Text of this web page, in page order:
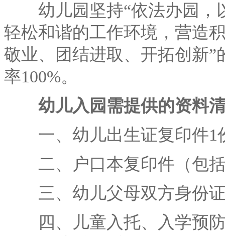
幼儿园坚持“依法办园，
轻松和谐的工作环境，营造
敬业、团结进取、开拓创新
率100%。
幼儿入园需提供的资料
一、幼儿出生证复印件1
二、户口本复印件（包括
三、幼儿父母双方身份证
四、儿童入托、入学预防